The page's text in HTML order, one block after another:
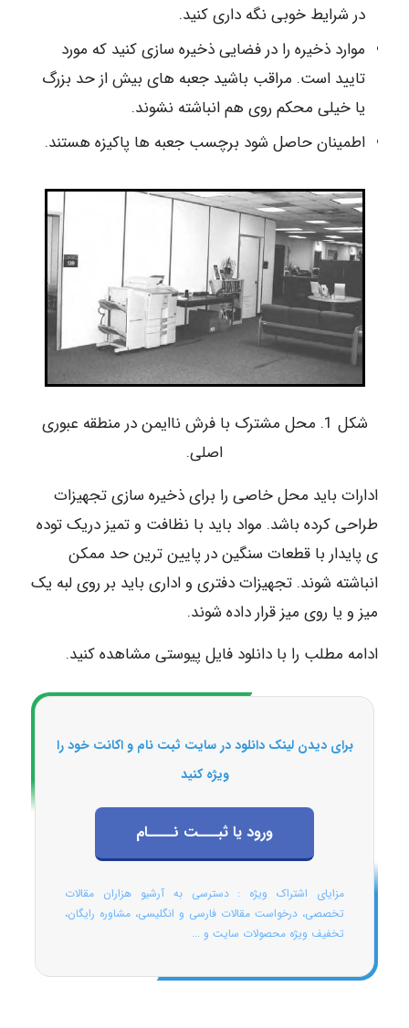
در شرایط خوبی نگه داری کنید.
موارد ذخیره را در فضایی ذخیره سازی کنید که مورد
تایید است. مراقب باشید جعبه های بیش از حد بزرگ
یا خیلی محکم روی هم انباشته نشوند.
اطمینان حاصل شود برچسب جعبه ها پاکیزه هستند.
شکل 1. محل مشترک با فرش ناایمن در منطقه عبوری
اصلی.
ادارات باید محل خاصی را برای ذخیره سازی تجهیزات
طراحی کرده باشد. مواد باید با نظافت و تمیز دریک توده
ی پایدار با قطعات سنگین در پایین ترین حد ممکن
انباشته شوند. تجهیزات دفتری و اداری باید بر روی لبه یک
میز و یا روی میز قرار داده شوند.
ادامه مطلب را با دانلود فایل پیوستی مشاهده کنید.
برای دیدن لینک دانلود در سایت ثبت نام و اکانت خود را
ویژه کنید
ورود یا ثبـــت نــــام
مزایای اشتراک ویژه : دسترسی به آرشیو هزاران مقالات
تخصصی، درخواست مقالات فارسی و انگلیسی، مشاوره رایگان،
تخفیف ویژه محصولات سایت و ...